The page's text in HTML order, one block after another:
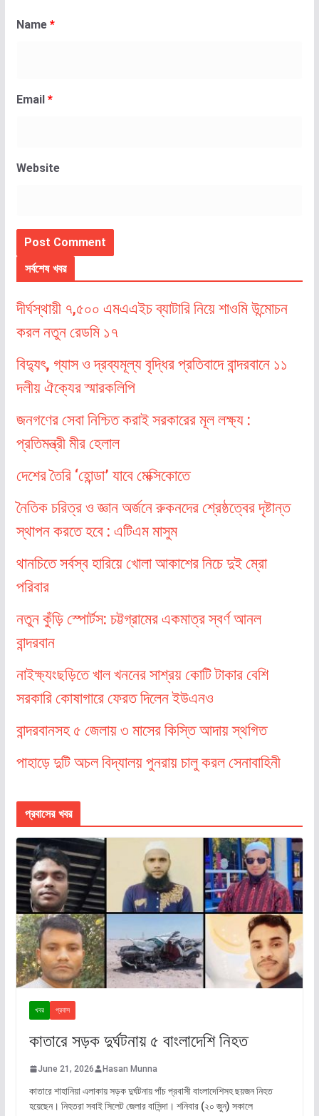
Name *
Email *
Website
সর্বশেষ খবর
দীর্ঘস্থায়ী ৭,৫০০ এমএএইচ ব্যাটারি নিয়ে শাওমি উন্মোচন
করল নতুন রেডমি ১৭
বিদ্যুৎ, গ্যাস ও দ্রব্যমূল্য বৃদ্ধির প্রতিবাদে বান্দরবানে ১১
দলীয় ঐক্যের স্মারকলিপি
জনগণের সেবা নিশ্চিত করাই সরকারের মূল লক্ষ্য :
প্রতিমন্ত্রী মীর হেলাল
দেশের তৈরি ‘হোন্ডা’ যাবে মেক্সিকোতে
নৈতিক চরিত্র ও জ্ঞান অর্জনে রুকনদের শ্রেষ্ঠত্বের দৃষ্টান্ত
স্থাপন করতে হবে : এটিএম মাসুম
থানচিতে সর্বস্ব হারিয়ে খোলা আকাশের নিচে দুই ম্রো
পরিবার
নতুন কুঁড়ি স্পোর্টস: চট্টগ্রামের একমাত্র স্বর্ণ আনল
বান্দরবান
নাইক্ষ্যংছড়িতে খাল খননের সাশ্রয় কোটি টাকার বেশি
সরকারি কোষাগারে ফেরত দিলেন ইউএনও
বান্দরবানসহ ৫ জেলায় ৩ মাসের কিস্তি আদায় স্থগিত
পাহাড়ে দুটি অচল বিদ্যালয় পুনরায় চালু করল সেনাবাহিনী
প্রবাসের খবর
খবর প্রবাস
কাতারে সড়ক দুর্ঘটনায় ৫ বাংলাদেশি নিহত
June 21, 2026 Hasan Munna
কাতারে শাহানিয়া এলাকায় সড়ক দুর্ঘটনায় পাঁচ প্রবাসী বাংলাদেশিসহ ছয়জন নিহত
হয়েছেন। নিহতরা সবাই সিলেট জেলার বাসিন্দা। শনিবার (২০ জুন) সকালে